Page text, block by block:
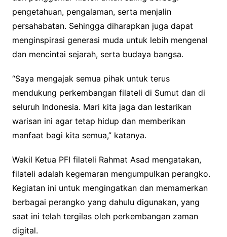
pengetahuan, pengalaman, serta menjalin
persahabatan. Sehingga diharapkan juga dapat
menginspirasi generasi muda untuk lebih mengenal
dan mencintai sejarah, serta budaya bangsa.
“Saya mengajak semua pihak untuk terus
mendukung perkembangan filateli di Sumut dan di
seluruh Indonesia. Mari kita jaga dan lestarikan
warisan ini agar tetap hidup dan memberikan
manfaat bagi kita semua,” katanya.
Wakil Ketua PFI filateli Rahmat Asad mengatakan,
filateli adalah kegemaran mengumpulkan perangko.
Kegiatan ini untuk mengingatkan dan memamerkan
berbagai perangko yang dahulu digunakan, yang
saat ini telah tergilas oleh perkembangan zaman
digital.